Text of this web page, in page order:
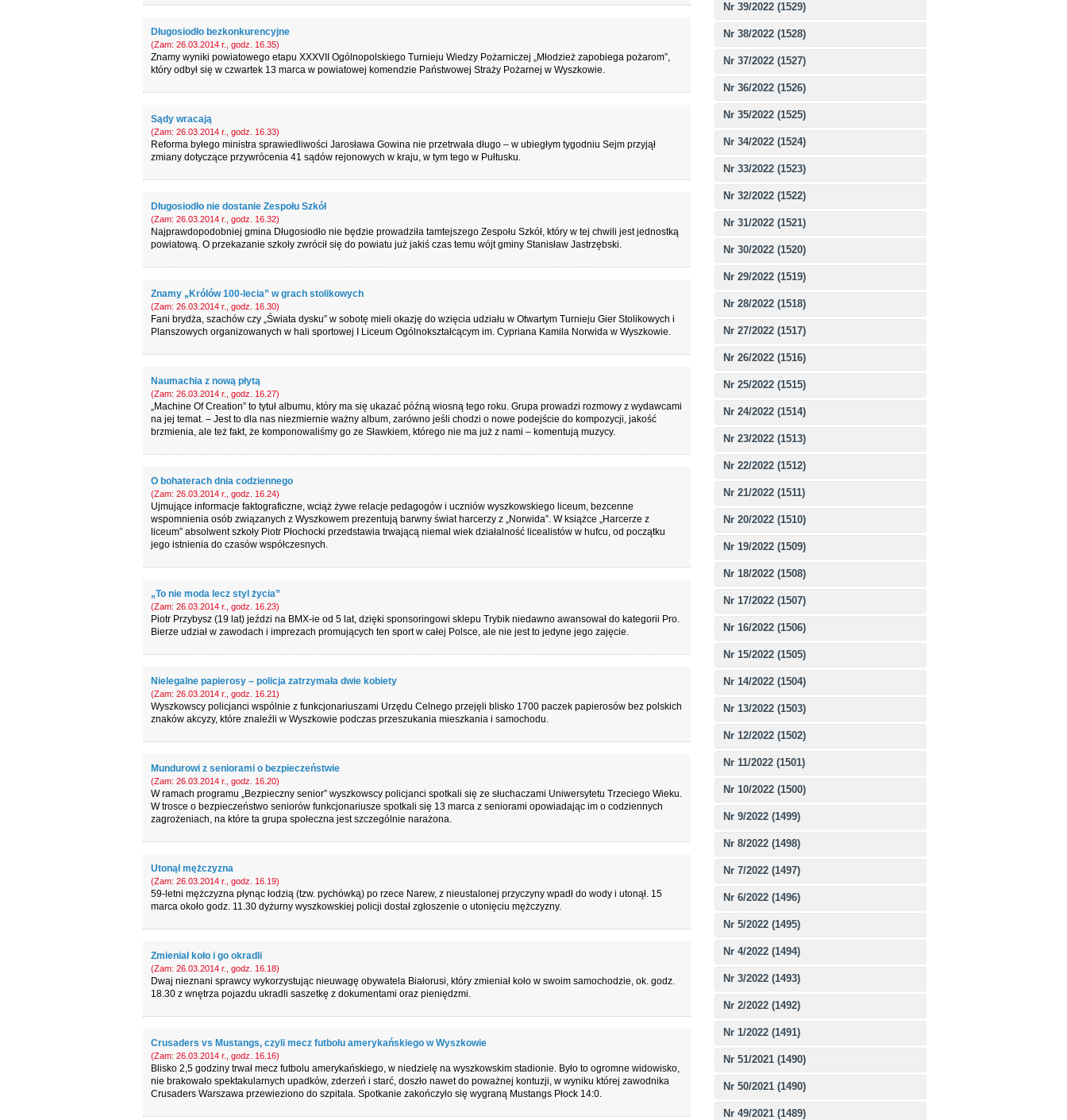
Nr 39/2022 (1529)
Nr 38/2022 (1528)
Nr 37/2022 (1527)
Nr 36/2022 (1526)
Nr 35/2022 (1525)
Nr 34/2022 (1524)
Nr 33/2022 (1523)
Nr 32/2022 (1522)
Nr 31/2022 (1521)
Nr 30/2022 (1520)
Nr 29/2022 (1519)
Nr 28/2022 (1518)
Nr 27/2022 (1517)
Nr 26/2022 (1516)
Nr 25/2022 (1515)
Nr 24/2022 (1514)
Nr 23/2022 (1513)
Nr 22/2022 (1512)
Nr 21/2022 (1511)
Nr 20/2022 (1510)
Nr 19/2022 (1509)
Nr 18/2022 (1508)
Nr 17/2022 (1507)
Nr 16/2022 (1506)
Nr 15/2022 (1505)
Nr 14/2022 (1504)
Nr 13/2022 (1503)
Nr 12/2022 (1502)
Nr 11/2022 (1501)
Nr 10/2022 (1500)
Nr 9/2022 (1499)
Nr 8/2022 (1498)
Nr 7/2022 (1497)
Nr 6/2022 (1496)
Nr 5/2022 (1495)
Nr 4/2022 (1494)
Nr 3/2022 (1493)
Nr 2/2022 (1492)
Nr 1/2022 (1491)
Nr 51/2021 (1490)
Nr 50/2021 (1490)
Nr 49/2021 (1489)
Długosiodło bezkonkurencyjne
(Zam: 26.03.2014 r., godz. 16.35)
Znamy wyniki powiatowego etapu XXXVII Ogólnopolskiego Turnieju Wiedzy Pożarniczej „Młodzież zapobiega pożarom”,
który odbył się w czwartek 13 marca w powiatowej komendzie Państwowej Straży Pożarnej w Wyszkowie.
Sądy wracają
(Zam: 26.03.2014 r., godz. 16.33)
Reforma byłego ministra sprawiedliwości Jarosława Gowina nie przetrwała długo – w ubiegłym tygodniu Sejm przyjął
zmiany dotyczące przywrócenia 41 sądów rejonowych w kraju, w tym tego w Pułtusku.
Długosiodło nie dostanie Zespołu Szkół
(Zam: 26.03.2014 r., godz. 16.32)
Najprawdopodobniej gmina Długosiodło nie będzie prowadziła tamtejszego Zespołu Szkół, który w tej chwili jest jednostką
powiatową. O przekazanie szkoły zwrócił się do powiatu już jakiś czas temu wójt gminy Stanisław Jastrzębski.
Znamy „Królów 100-lecia” w grach stolikowych
(Zam: 26.03.2014 r., godz. 16.30)
Fani brydża, szachów czy „Świata dysku” w sobotę mieli okazję do wzięcia udziału w Otwartym Turnieju Gier Stolikowych i
Planszowych organizowanych w hali sportowej I Liceum Ogólnokształcącym im. Cypriana Kamila Norwida w Wyszkowie.
Naumachia z nową płytą
(Zam: 26.03.2014 r., godz. 16.27)
„Machine Of Creation” to tytuł albumu, który ma się ukazać późną wiosną tego roku. Grupa prowadzi rozmowy z wydawcami
na jej temat. – Jest to dla nas niezmiernie ważny album, zarówno jeśli chodzi o nowe podejście do kompozycji, jakość
brzmienia, ale też fakt, że komponowaliśmy go ze Sławkiem, którego nie ma już z nami – komentują muzycy.
O bohaterach dnia codziennego
(Zam: 26.03.2014 r., godz. 16.24)
Ujmujące informacje faktograficzne, wciąż żywe relacje pedagogów i uczniów wyszkowskiego liceum, bezcenne
wspomnienia osób związanych z Wyszkowem prezentują barwny świat harcerzy z „Norwida”. W książce „Harcerze z
liceum” absolwent szkoły Piotr Płochocki przedstawia trwającą niemal wiek działalność licealistów w hufcu, od początku
jego istnienia do czasów współczesnych.
„To nie moda lecz styl życia”
(Zam: 26.03.2014 r., godz. 16.23)
Piotr Przybysz (19 lat) jeździ na BMX-ie od 5 lat, dzięki sponsoringowi sklepu Trybik niedawno awansował do kategorii Pro.
Bierze udział w zawodach i imprezach promujących ten sport w całej Polsce, ale nie jest to jedyne jego zajęcie.
Nielegalne papierosy – policja zatrzymała dwie kobiety
(Zam: 26.03.2014 r., godz. 16.21)
Wyszkowscy policjanci wspólnie z funkcjonariuszami Urzędu Celnego przejęli blisko 1700 paczek papierosów bez polskich
znaków akcyzy, które znaleźli w Wyszkowie podczas przeszukania mieszkania i samochodu.
Mundurowi z seniorami o bezpieczeństwie
(Zam: 26.03.2014 r., godz. 16.20)
W ramach programu „Bezpieczny senior” wyszkowscy policjanci spotkali się ze słuchaczami Uniwersytetu Trzeciego Wieku.
W trosce o bezpieczeństwo seniorów funkcjonariusze spotkali się 13 marca z seniorami opowiadając im o codziennych
zagrożeniach, na które ta grupa społeczna jest szczególnie narażona.
Utonął mężczyzna
(Zam: 26.03.2014 r., godz. 16.19)
59-letni mężczyzna płynąc łodzią (tzw. pychówką) po rzece Narew, z nieustalonej przyczyny wpadł do wody i utonął. 15
marca około godz. 11.30 dyżurny wyszkowskiej policji dostał zgłoszenie o utonięciu mężczyzny.
Zmieniał koło i go okradli
(Zam: 26.03.2014 r., godz. 16.18)
Dwaj nieznani sprawcy wykorzystując nieuwagę obywatela Białorusi, który zmieniał koło w swoim samochodzie, ok. godz.
18.30 z wnętrza pojazdu ukradli saszetkę z dokumentami oraz pieniędzmi.
Crusaders vs Mustangs, czyli mecz futbolu amerykańskiego w Wyszkowie
(Zam: 26.03.2014 r., godz. 16.16)
Blisko 2,5 godziny trwał mecz futbolu amerykańskiego, w niedzielę na wyszkowskim stadionie. Było to ogromne widowisko,
nie brakowało spektakularnych upadków, zderzeń i starć, doszło nawet do poważnej kontuzji, w wyniku której zawodnika
Crusaders Warszawa przewieziono do szpitala. Spotkanie zakończyło się wygraną Mustangs Płock 14:0.